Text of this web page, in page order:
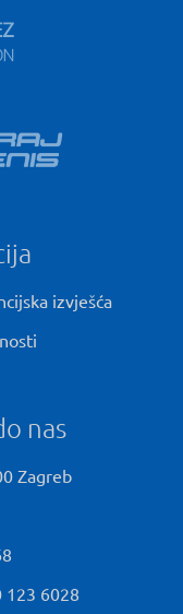
izvješća
nas
Zagreb
123 6028